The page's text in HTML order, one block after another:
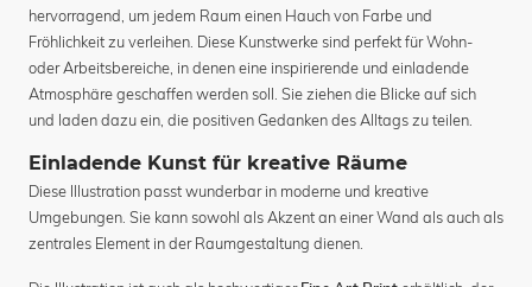
hervorragend, um jedem Raum einen Hauch von Farbe und
Fröhlichkeit zu verleihen. Diese Kunstwerke sind perfekt für Wohn-
oder Arbeitsbereiche, in denen eine inspirierende und einladende
Atmosphäre geschaffen werden soll. Sie ziehen die Blicke auf sich
und laden dazu ein, die positiven Gedanken des Alltags zu teilen.
Einladende Kunst für kreative Räume
Diese Illustration passt wunderbar in moderne und kreative
Umgebungen. Sie kann sowohl als Akzent an einer Wand als auch als
zentrales Element in der Raumgestaltung dienen.